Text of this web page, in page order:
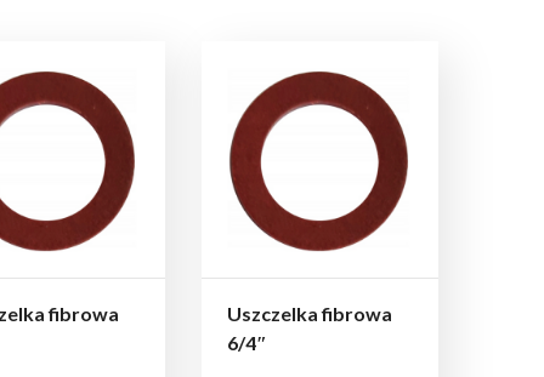
fibrowa
Uszczelka fibrowa
6/4″